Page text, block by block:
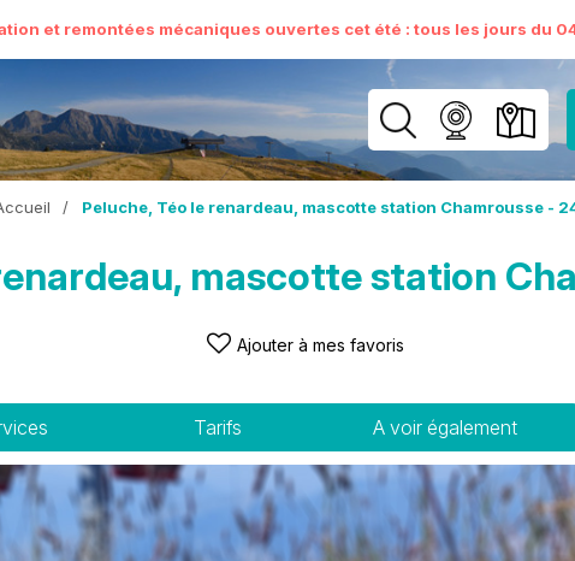
et remontées mécaniques ouvertes cet été : tous les jours du
/ Peluche, Téo le renardeau, mascotte station Chamrousse -
mascotte station
Ajouter à mes favoris
Tarifs A voir également